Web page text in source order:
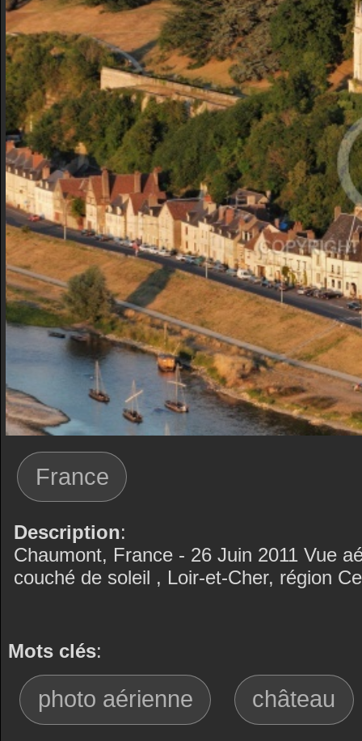
France
Description:
Chaumont, France - 26 Juin 2011 Vue
couché de soleil , Loir-et-Cher, région
Mots clés:
photo aérienne château